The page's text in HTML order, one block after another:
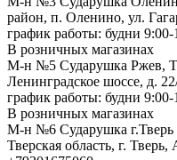
район, п. Оленино, ул.
график работы: будни
В розничных магазинах
М-н №5 Сударушка Ржев,
Ленинградское шоссе, д.
график работы: будни
В розничных магазинах
М-н №6 Сударушка г.Тверь
Тверская область, г.